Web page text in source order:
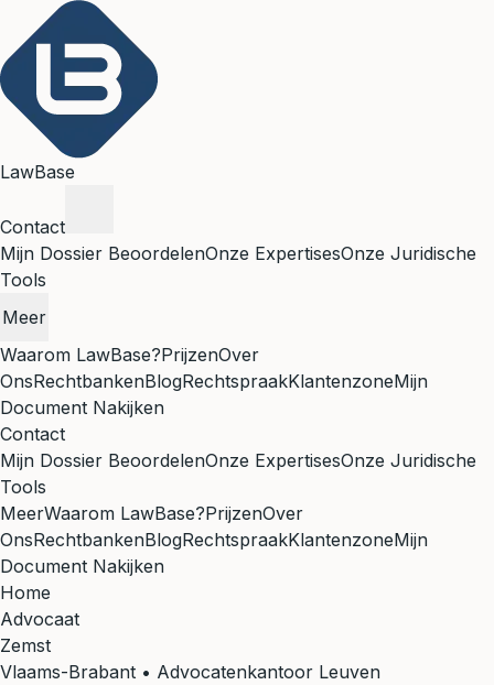
LawBase
Contact
Mijn Dossier BeoordelenOnze ExpertisesOnze Juridische
Tools
Meer
Waarom LawBase?PrijzenOver
OnsRechtbankenBlogRechtspraakKlantenzoneMijn
Document Nakijken
Contact
Mijn Dossier BeoordelenOnze ExpertisesOnze Juridische
Tools
MeerWaarom LawBase?PrijzenOver
OnsRechtbankenBlogRechtspraakKlantenzoneMijn
Document Nakijken
Home
Advocaat
Zemst
Vlaams-Brabant • Advocatenkantoor Leuven